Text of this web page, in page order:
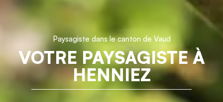
Paysagiste dans le canton de Vaud
VOTRE PAYSAGISTE À
HENNIEZ